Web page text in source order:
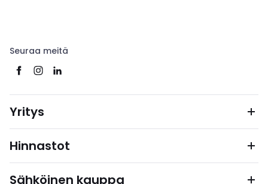
Seuraa meitä
Yritys
Hinnastot
Sähköinen kauppa